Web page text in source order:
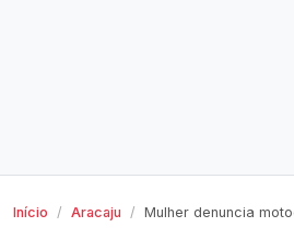
Início Aracaju Mulher denuncia motociclista por